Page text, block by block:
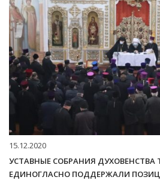
15.12.2020
УСТАВНЫЕ СОБРАНИЯ ДУХОВЕНСТВА
ЕДИНОГЛАСНО ПОДДЕРЖАЛИ